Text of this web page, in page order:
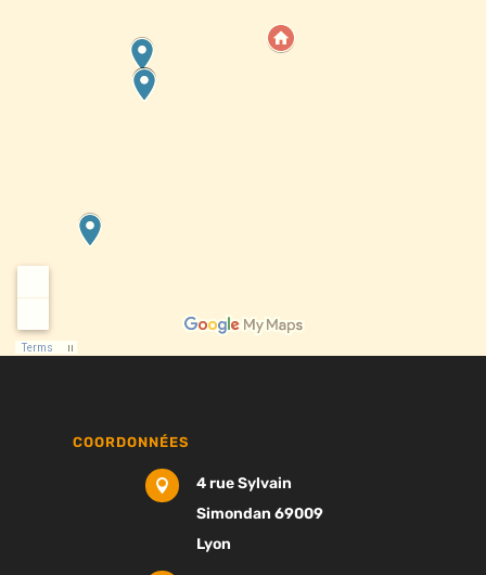
COORDONNÉES

4 rue Sylvain
Simondan 69009
Lyon